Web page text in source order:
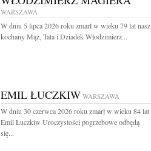
WARSZAWA
W dniu 5 lipca 2026 roku zmarł w wieku 79 lat nasz
kochany Mąż, Tata i Dziadek Włodzimierz...
EMIL ŁUCZKIW WARSZAWA
W dniu 30 czerwca 2026 roku zmarł w wieku 84 lat
Emil Łuczkiw Uroczystości pogrzebowe odbędą
się...